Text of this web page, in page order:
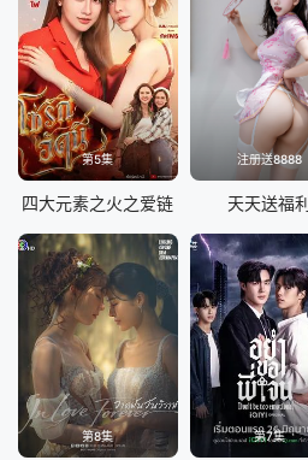
第5集
四大元素之火之爱链
注册送8888
天天送福利
第8集 第7集